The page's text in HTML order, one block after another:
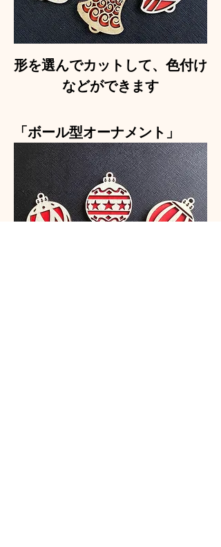
形を選んでカットして、色付け
などができます
「ボール型オーナメント」